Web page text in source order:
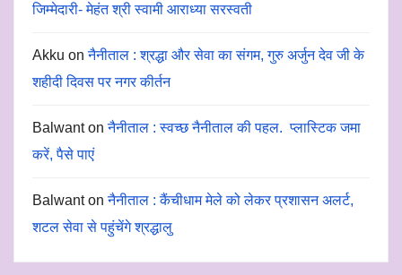
जिम्मेदारी- मेहंत श्री स्वामी आराध्या सरस्वती
Akku onनैनीताल : श्रद्धा और सेवा का संगम, गुरु अर्जुन देव जी के
शहीदी दिवस पर नगर कीर्तन
Balwantonनैनीताल : स्वच्छ नैनीताल की पहल. प्लास्टिक जमा
करें, पैसे पाएं
Balwantonनैनीताल : कैंचीधाम मेले को लेकर प्रशासन अलर्ट,
शटल सेवा से पहुंचेंगे श्रद्धालु